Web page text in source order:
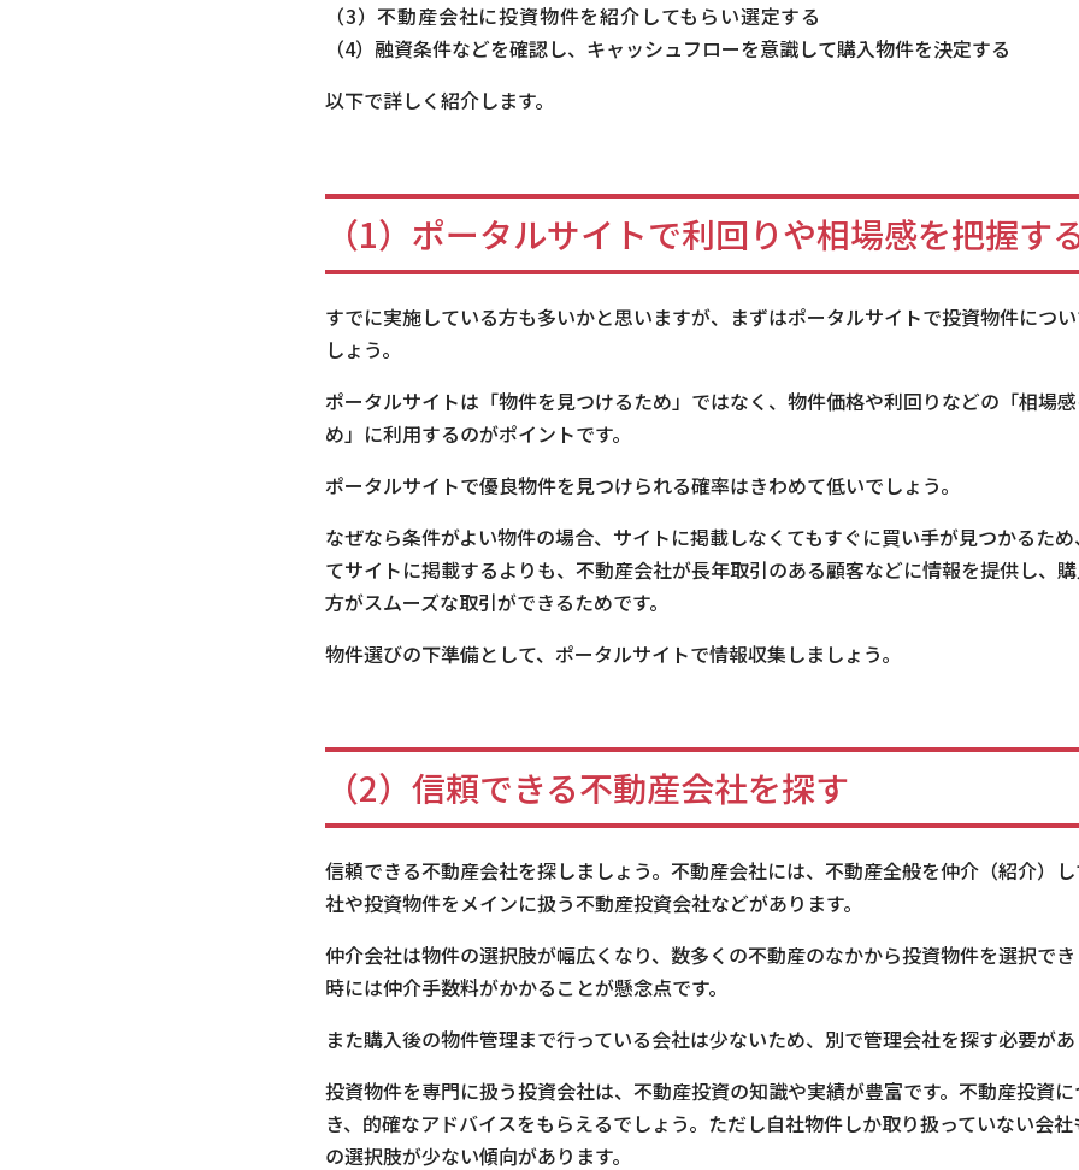
（3）不動産会社に投資物件を紹介してもらい選定する
（4）融資条件などを確認し、キャッシュフローを意識して購入物件を決定する
以下で詳しく紹介します。
（1）ポータルサイトで利回りや相場感を把握す
すでに実施している方も多いかと思いますが、まずはポータルサイトで投資物件につ
しょう。
ポータルサイトは「物件を見つけるため」ではなく、物件価格や利回りなどの「相場
め」に利用するのがポイントです。
ポータルサイトで優良物件を見つけられる確率はきわめて低いでしょう。
なぜなら条件がよい物件の場合、サイトに掲載しなくてもすぐに買い手が見つかるた
てサイトに掲載するよりも、不動産会社が長年取引のある顧客などに情報を提供し、
方がスムーズな取引ができるためです。
物件選びの下準備として、ポータルサイトで情報収集しましょう。
（2）信頼できる不動産会社を探す
信頼できる不動産会社を探しましょう。不動産会社には、不動産全般を仲介（紹介）
社や投資物件をメインに扱う不動産投資会社などがあります。
仲介会社は物件の選択肢が幅広くなり、数多くの不動産のなかから投資物件を選択で
時には仲介手数料がかかることが懸念点です。
また購入後の物件管理まで行っている会社は少ないため、別で管理会社を探す必要が
投資物件を専門に扱う投資会社は、不動産投資の知識や実績が豊富です。不動産投資
き、的確なアドバイスをもらえるでしょう。ただし自社物件しか取り扱っていない会
の選択肢が少ない傾向があります。